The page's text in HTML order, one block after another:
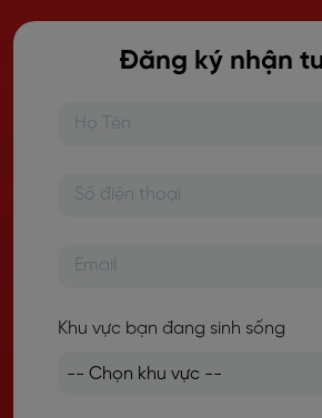
Đăng ký nhận
Khu vực bạn đang sinh sống